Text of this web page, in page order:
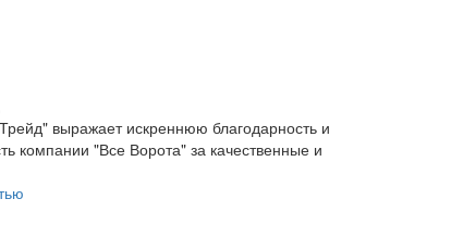
выражает искреннюю благодарность и
компании "Все Ворота" за качественные и